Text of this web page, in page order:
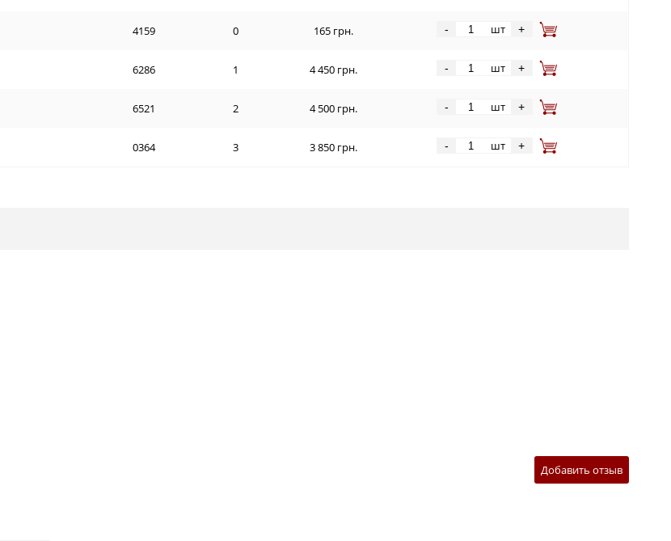
4159 0 165 грн. - шт +
6286 1 4 450 грн. - шт +
6521 2 4 500 грн. - шт +
0364 3 3 850 грн. - шт +
Добавить отзыв